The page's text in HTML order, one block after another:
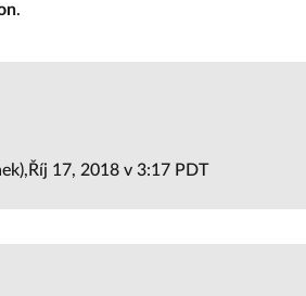
.
17, 2018 v 3:17 PDT